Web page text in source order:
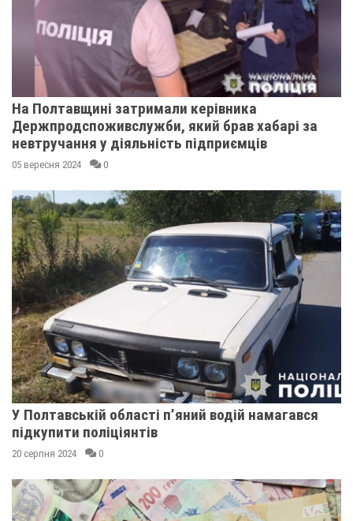
На Полтавщині затримали керівника
Держпродспоживслужби, який брав хабарі за
невтручання у діяльність підприємців
05 вересня 2024 0
У Полтавській області п’яний водій намагався
підкупити поліціянтів
20 серпня 2024 0